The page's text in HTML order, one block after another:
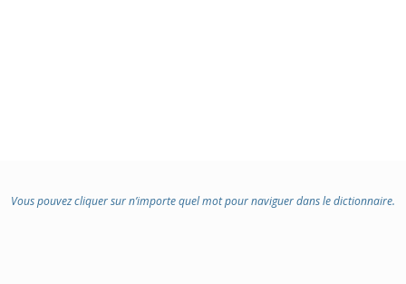
Vous pouvez cliquer sur n’importe quel mot pour naviguer dans le dictionnaire.